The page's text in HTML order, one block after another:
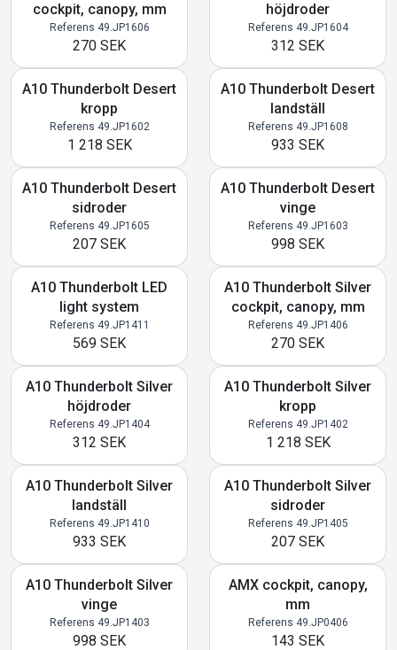
cockpit, canopy, mm
Referens 49.JP1606
270 SEK
höjdroder
Referens 49.JP1604
312 SEK
A10 Thunderbolt Desert
kropp
Referens 49.JP1602
1 218 SEK
A10 Thunderbolt Desert
landställ
Referens 49.JP1608
933 SEK
A10 Thunderbolt Desert
sidroder
Referens 49.JP1605
207 SEK
A10 Thunderbolt Desert
vinge
Referens 49.JP1603
998 SEK
A10 Thunderbolt LED
light system
Referens 49.JP1411
569 SEK
A10 Thunderbolt Silver
cockpit, canopy, mm
Referens 49.JP1406
270 SEK
A10 Thunderbolt Silver
höjdroder
Referens 49.JP1404
312 SEK
A10 Thunderbolt Silver
kropp
Referens 49.JP1402
1 218 SEK
A10 Thunderbolt Silver
landställ
Referens 49.JP1410
933 SEK
A10 Thunderbolt Silver
sidroder
Referens 49.JP1405
207 SEK
A10 Thunderbolt Silver
vinge
Referens 49.JP1403
998 SEK
AMX cockpit, canopy,
mm
Referens 49.JP0406
143 SEK